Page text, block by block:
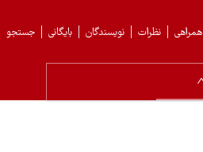
جستجو بایگانی نویسندگان نظرات همراهی